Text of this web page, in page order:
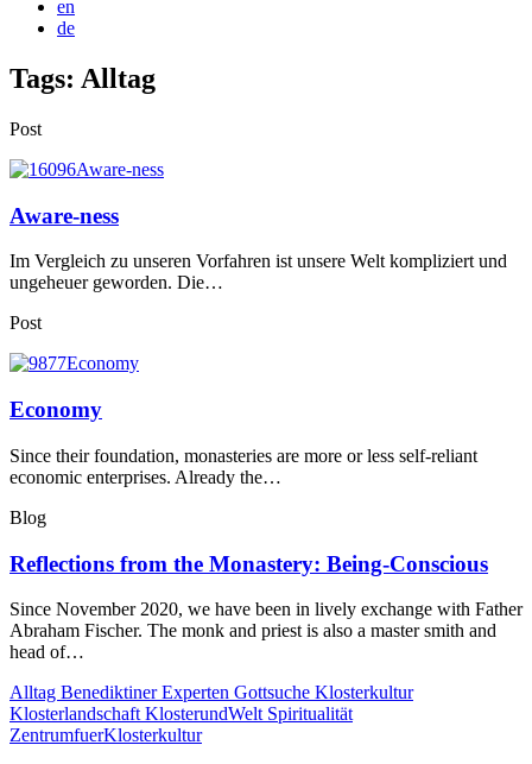
en
de
Tags: Alltag
Post
Aware-ness
Im Vergleich zu unseren Vorfahren ist unsere Welt kompliziert und
ungeheuer geworden. Die…
Post
Economy
Since their foundation, monasteries are more or less self-reliant
economic enterprises. Already the…
Blog
Reflections from the Monastery: Being-Conscious
Since November 2020, we have been in lively exchange with Father
Abraham Fischer. The monk and priest is also a master smith and
head of…
Alltag BenediktinerExperten Gottsuche Klosterkultur
Klosterlandschaft KlosterundWelt Spiritualität
ZentrumfuerKlosterkultur